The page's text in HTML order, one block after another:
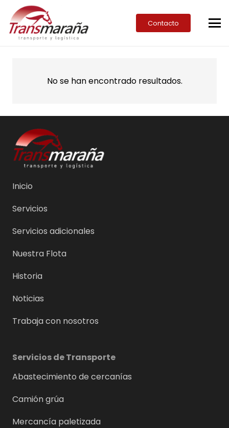
Contacto
No se han encontrado resultados.
Inicio
Servicios
Servicios adicionales
Nuestra Flota
Historia
Noticias
Trabaja con nosotros
Servicios de Transporte
Abastecimiento de cercanías
Camión grúa
Mercancía paletizada